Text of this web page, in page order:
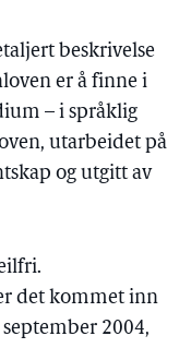
beskrivelse
er å finne i
– i språklig
utarbeidet på
og utgitt av
det kommet inn
2004,